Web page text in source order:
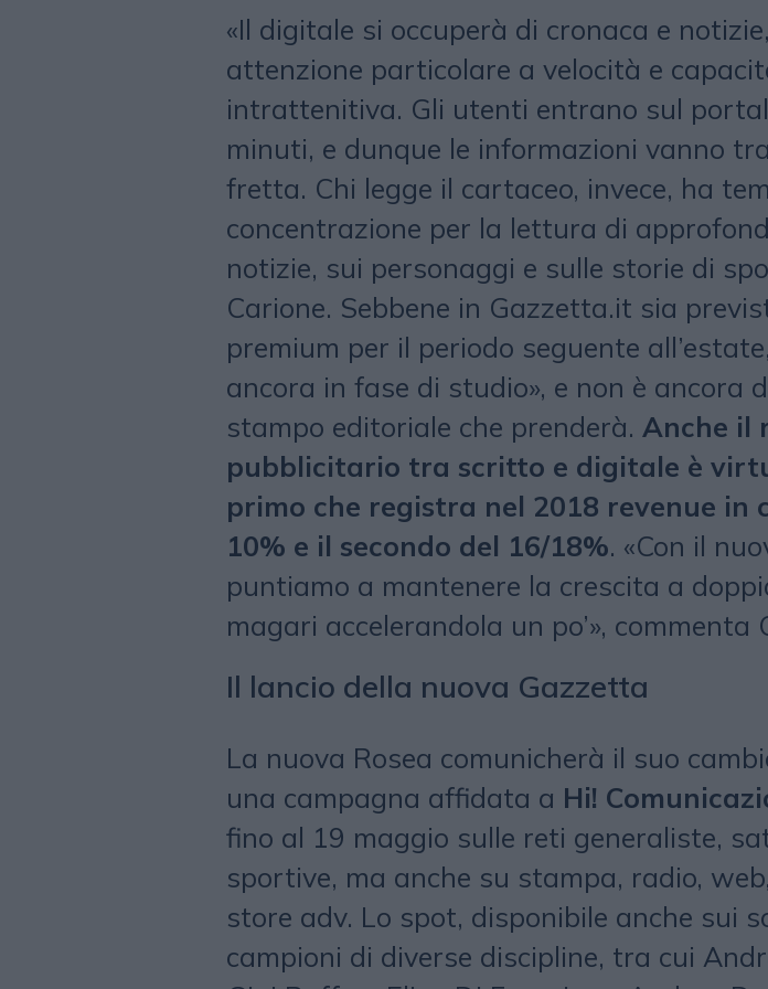
«Il digitale si occuperà di cronaca e
attenzione particolare a velocità e
intrattenitiva. Gli utenti entrano sul
minuti, e dunque le informazioni vanno
fretta. Chi legge il cartaceo, invece, ha
concentrazione per la lettura di
notizie, sui personaggi e sulle storie di
Carione. Sebbene in Gazzetta.it sia
premium per il periodo seguente
ancora in fase di studio», e non è ancora
stampo editoriale che prenderà. Anche il
pubblicitario tra scritto e digitale è
primo che registra nel 2018 revenue in
10% e il secondo del 16/18%. «Con il
puntiamo a mantenere la crescita a
magari accelerandola un po’», commenta
Il lancio della nuova Gazzetta
La nuova Rosea comunicherà il suo
una campagna affidata a Hi!
fino al 19 maggio sulle reti generaliste,
sportive, ma anche su stampa, radio,
store adv. Lo spot, disponibile anche sui
campioni di diverse discipline, tra cui